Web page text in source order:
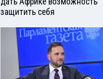
защитить себя